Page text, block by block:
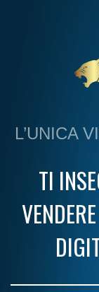
L’UNICA
TI